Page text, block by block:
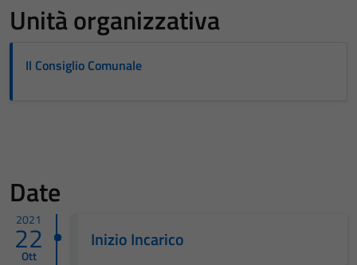
Unità organizzativa
Il Consiglio Comunale
Date
2021
22
Ott
Inizio Incarico